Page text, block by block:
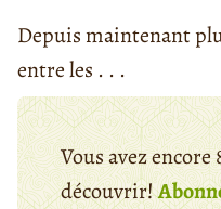
Depuis maintenant
entre les . . .
Vous avez encore
découvrir!